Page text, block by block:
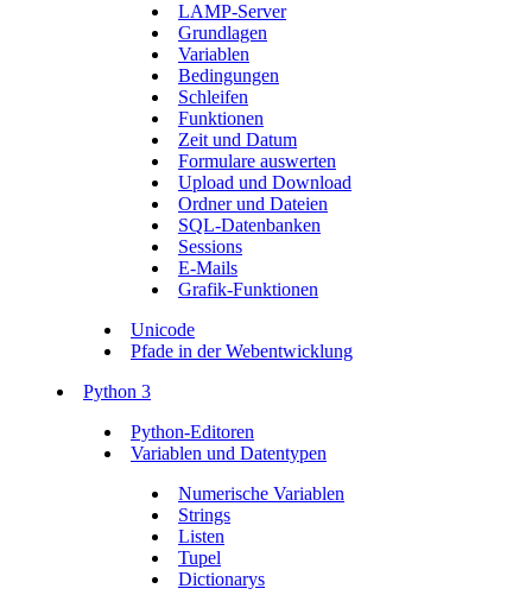
LAMP-Server
Grundlagen
Variablen
Bedingungen
Schleifen
Funktionen
Zeit und Datum
Formulare auswerten
Upload und Download
Ordner und Dateien
SQL-Datenbanken
Sessions
E-Mails
Grafik-Funktionen
Unicode
Pfade in der Webentwicklung
Python 3
Python-Editoren
Variablen und Datentypen
Numerische Variablen
Strings
Listen
Tupel
Dictionarys